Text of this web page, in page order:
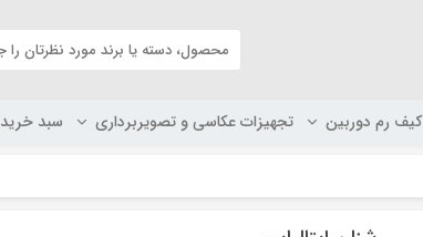
کیف رم دوربین تجهیزات عکاسی و تصویربرداری سبد خرید